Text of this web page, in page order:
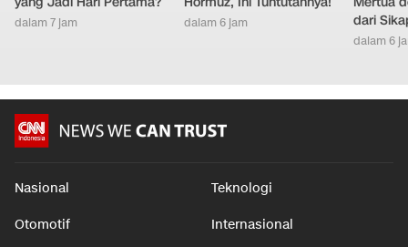
Gaya Hidup Olahraga
2026 Cable News Network, Inc. A Time Warner Company. All rights reserved.
CNN and the CNN logo are registered marks of Cable News Network, Inc.,